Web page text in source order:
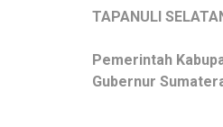
TAPANULI
Pemerintah
Gubernur